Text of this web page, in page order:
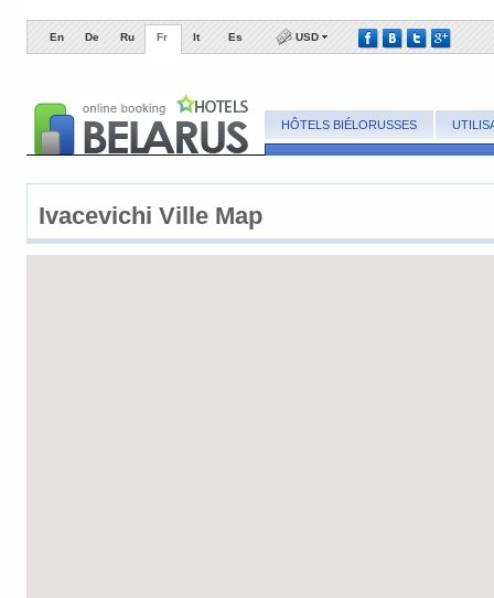
En De Ru Fr It Es USD
HÔTELS BIÉLORUSSES
Ivacevichi ​Ville Map